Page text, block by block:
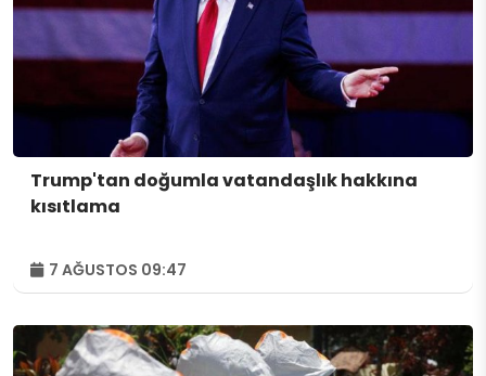
Trump'tan doğumla vatandaşlık hakkına
kısıtlama
7 AĞUSTOS 09:47